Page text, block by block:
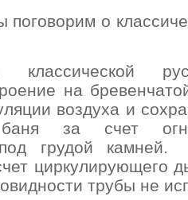
поговорим о
классической
на
воздуха и
баня за счет
под грудой
циркулирующего
трубы не